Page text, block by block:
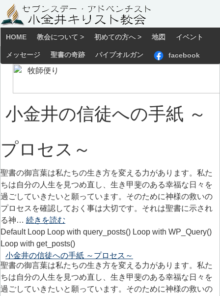
HOME 教会について > 初めての方へ > 地図 イベント
メッセージ 聖書の奇跡 パイプオルガン facebook
小金井の信徒への手紙 ～
プロセス～
聖書の御言葉は私たちの生き方を変える力があります。私た
ちは自分の人生を見つめ直し、生き甲斐のある幸福な日々を
過ごしていきたいと願っています。そのために神様の救いの
プロセスを確認しておく事は大切です。それは聖書に示され
る神… 続きを読む
Default Loop Loop with query_posts() Loop with WP_Query()
Loop with get_posts()
小金井の信徒への手紙 ～プロセス～
聖書の御言葉は私たちの生き方を変える力があります。私た
ちは自分の人生を見つめ直し、生き甲斐のある幸福な日々を
過ごしていきたいと願っています。そのために神様の救いの